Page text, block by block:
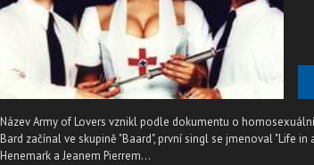
Název Army of Lovers vznikl podle dokumentu o
Bard začínal ve skupině "Baard", první singl se jmenoval "Life
Henemark a Jeanem Pierrem...